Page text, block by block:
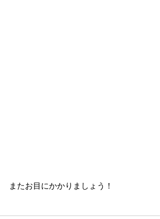
またお目にかかりましょう！